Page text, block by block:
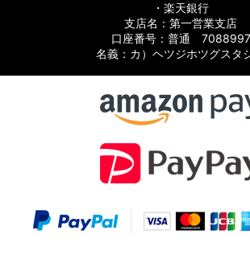
・楽天銀行
支店名：第一営業支店
口座番号：普通 7088997
名義：カ）ヘツジホツグスタ